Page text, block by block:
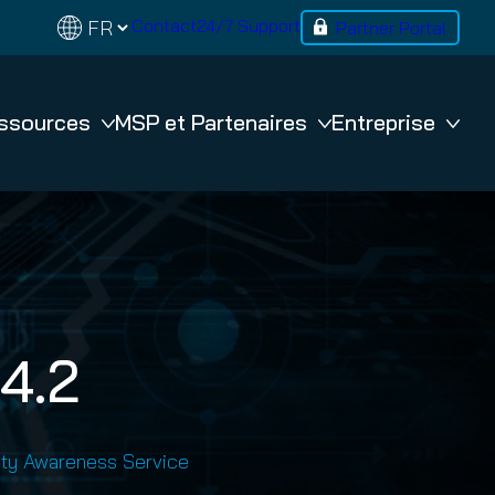
Contact24/7 Support Partner Portal
365 Total Backup
MSP et Partenaires Entreprise
Awareness Service